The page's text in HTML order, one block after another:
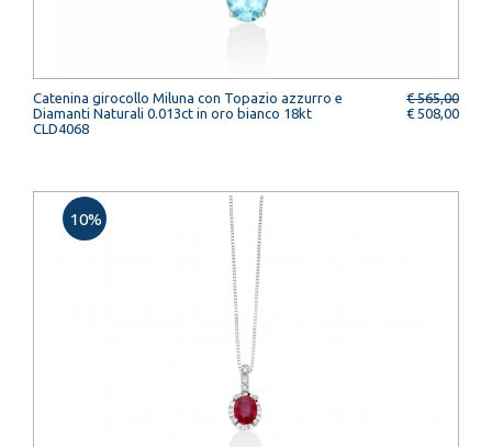
Catenina girocollo Miluna con Topazio azzurro e
Diamanti Naturali 0.013ct in oro bianco 18kt
CLD4068
€ 565,00
€ 508,00
10%